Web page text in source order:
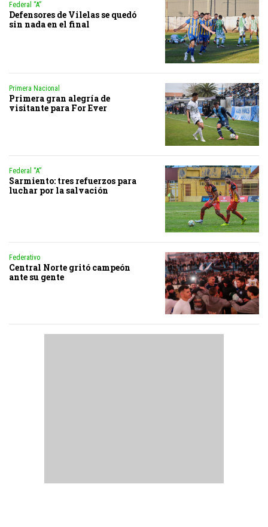
Federal “A”
Defensores de Vilelas se quedó
sin nada en el final
Primera Nacional
Primera gran alegría de
visitante para For Ever
Federal “A”
Sarmiento: tres refuerzos para
luchar por la salvación
Federativo
Central Norte gritó campeón
ante su gente